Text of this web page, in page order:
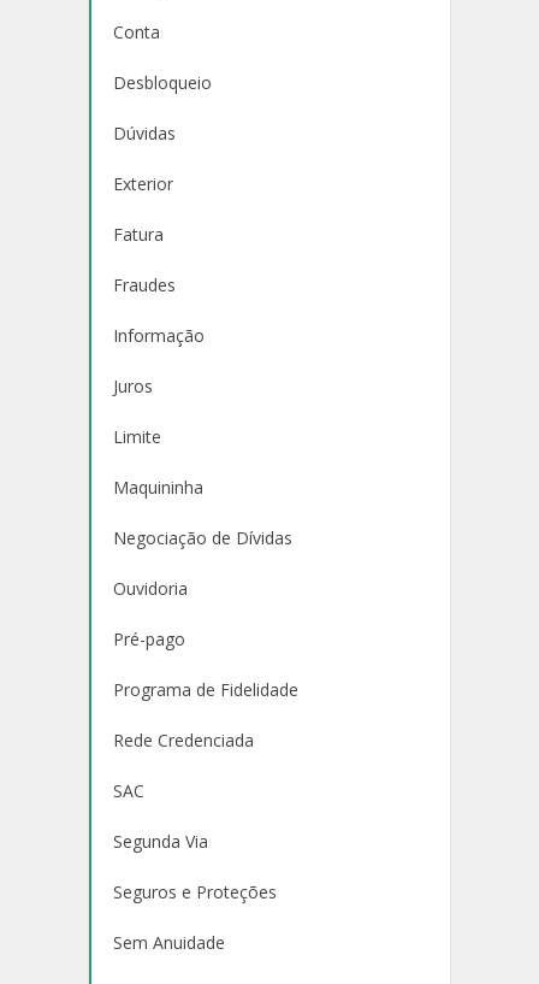
Conta
Desbloqueio
Dúvidas
Exterior
Fatura
Fraudes
Informação
Juros
Limite
Maquininha
Negociação de Dívidas
Ouvidoria
Pré-pago
Programa de Fidelidade
Rede Credenciada
SAC
Segunda Via
Seguros e Proteções
Sem Anuidade